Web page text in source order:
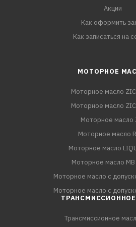
Акции
Как оформить
Как записаться на
МОТОРНОЕ
Моторное масло
Моторное масло
Моторное масло
Моторное масло
Моторное масло
Моторное масло
Моторное масло с
Моторное масло с
Трансмиссионное